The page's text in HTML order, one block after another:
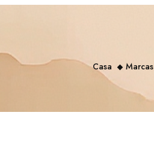
Casa Marcas